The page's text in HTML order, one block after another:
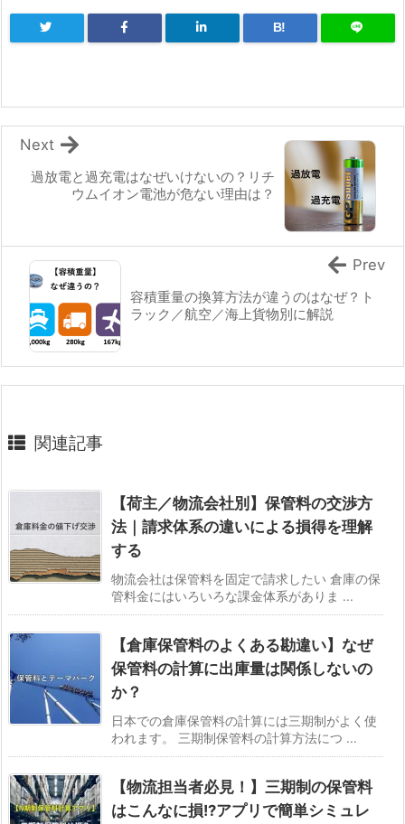
B!
過放電と過充電はなぜいけないの？リチ
ウムイオン電池が危ない理由は？
Next
容積重量の換算方法が違うのはなぜ？ト
ラック／航空／海上貨物別に解説
Prev
関連記事
【荷主／物流会社別】保管料の交渉方
法｜請求体系の違いによる損得を理解
する
物流会社は保管料を固定で請求したい 倉庫の保
管料金にはいろいろな課金体系がありま ...
【倉庫保管料のよくある勘違い】なぜ
保管料の計算に出庫量は関係しないの
か？
日本での倉庫保管料の計算には三期制がよく使
われます。 三期制保管料の計算方法につ ...
【物流担当者必見！】三期制の保管料
はこんなに損!?アプリで簡単シミュレ